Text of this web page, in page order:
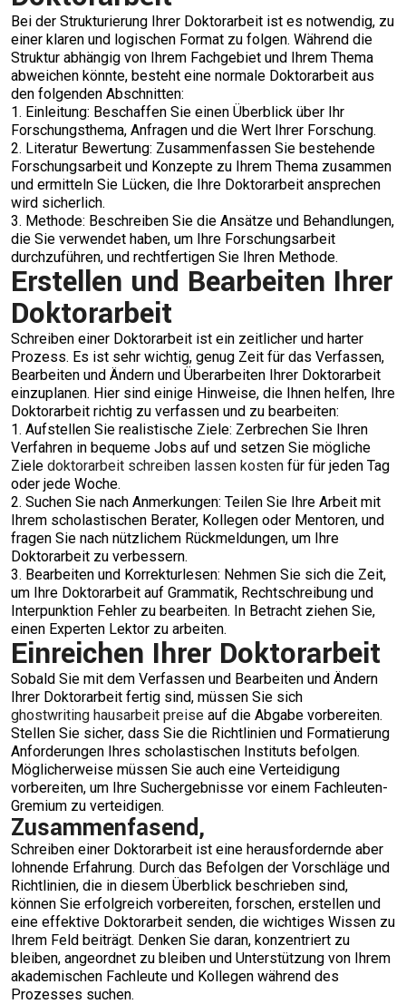
Bei der Strukturierung Ihrer Doktorarbeit ist es notwendig, zu
einer klaren und logischen Format zu folgen. Während die
Struktur abhängig von Ihrem Fachgebiet und Ihrem Thema
abweichen könnte, besteht eine normale Doktorarbeit aus
den folgenden Abschnitten:
1. Einleitung: Beschaffen Sie einen Überblick über Ihr
Forschungsthema, Anfragen und die Wert Ihrer Forschung.
2. Literatur Bewertung: Zusammenfassen Sie bestehende
Forschungsarbeit und Konzepte zu Ihrem Thema zusammen
und ermitteln Sie Lücken, die Ihre Doktorarbeit ansprechen
wird sicherlich.
3. Methode: Beschreiben Sie die Ansätze und Behandlungen,
die Sie verwendet haben, um Ihre Forschungsarbeit
durchzuführen, und rechtfertigen Sie Ihren Methode.
Erstellen und Bearbeiten Ihrer
Doktorarbeit
Schreiben einer Doktorarbeit ist ein zeitlicher und harter
Prozess. Es ist sehr wichtig, genug Zeit für das Verfassen,
Bearbeiten und Ändern und Überarbeiten Ihrer Doktorarbeit
einzuplanen. Hier sind einige Hinweise, die Ihnen helfen, Ihre
Doktorarbeit richtig zu verfassen und zu bearbeiten:
1. Aufstellen Sie realistische Ziele: Zerbrechen Sie Ihren
Verfahren in bequeme Jobs auf und setzen Sie mögliche
Ziele doktorarbeit schreiben lassen kosten für für jeden Tag
oder jede Woche.
2. Suchen Sie nach Anmerkungen: Teilen Sie Ihre Arbeit mit
Ihrem scholastischen Berater, Kollegen oder Mentoren, und
fragen Sie nach nützlichem Rückmeldungen, um Ihre
Doktorarbeit zu verbessern.
3. Bearbeiten und Korrekturlesen: Nehmen Sie sich die Zeit,
um Ihre Doktorarbeit auf Grammatik, Rechtschreibung und
Interpunktion Fehler zu bearbeiten. In Betracht ziehen Sie,
einen Experten Lektor zu arbeiten.
Einreichen Ihrer Doktorarbeit
Sobald Sie mit dem Verfassen und Bearbeiten und Ändern
Ihrer Doktorarbeit fertig sind, müssen Sie sich
ghostwriting hausarbeit preise auf die Abgabe vorbereiten.
Stellen Sie sicher, dass Sie die Richtlinien und Formatierung
Anforderungen Ihres scholastischen Instituts befolgen.
Möglicherweise müssen Sie auch eine Verteidigung
vorbereiten, um Ihre Suchergebnisse vor einem Fachleuten-
Gremium zu verteidigen.
Zusammenfasend,
Schreiben einer Doktorarbeit ist eine herausfordernde aber
lohnende Erfahrung. Durch das Befolgen der Vorschläge und
Richtlinien, die in diesem Überblick beschrieben sind,
können Sie erfolgreich vorbereiten, forschen, erstellen und
eine effektive Doktorarbeit senden, die wichtiges Wissen zu
Ihrem Feld beiträgt. Denken Sie daran, konzentriert zu
bleiben, angeordnet zu bleiben und Unterstützung von Ihrem
akademischen Fachleute und Kollegen während des
Prozesses suchen.